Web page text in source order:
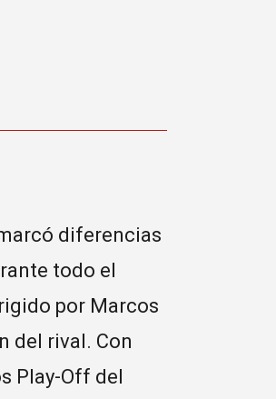
diferencias
todo el
por Marcos
del rival. Con
Play-Off del